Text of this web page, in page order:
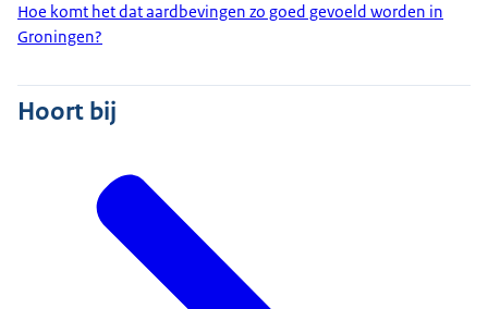
Hoe komt het dat aardbevingen zo goed gevoeld worden in
Groningen?
Hoort bij